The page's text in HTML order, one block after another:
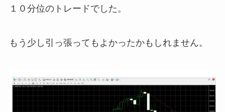
１０分位のトレードでした。
もう少し引っ張ってもよかったかもしれません。